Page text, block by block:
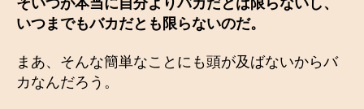
いつまでもバカだとも限らないのだ。
まあ、そんな簡単なことにも頭が及ばないからバ
カなんだろう。